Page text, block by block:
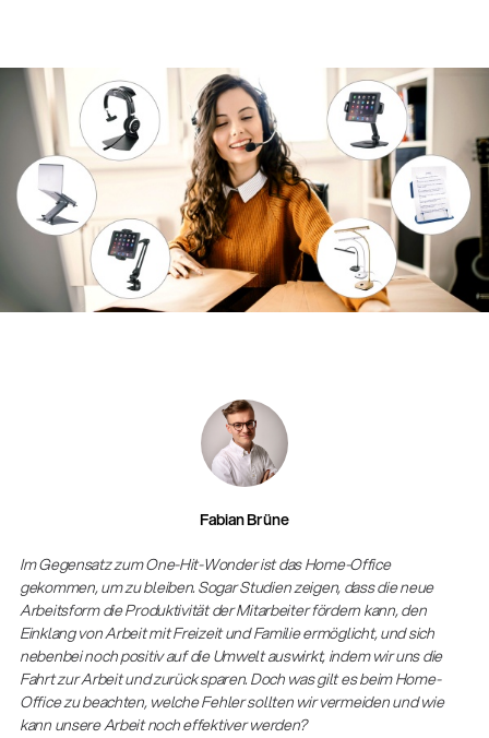
Fachkraft für Metalltechnik Ausbildung
(m/w/d)
Ausbildung | freie Ausbildungsstellen
(E-Paper)
Fabian Brüne
Im Gegensatz zum One-Hit-Wonder ist das Home-Office
gekommen, um zu bleiben. Sogar Studien zeigen, dass die neue
Arbeitsform die Produktivität der Mitarbeiter fördern kann, den
Einklang von Arbeit mit Freizeit und Familie ermöglicht, und sich
nebenbei noch positiv auf die Umwelt auswirkt, indem wir uns die
Fahrt zur Arbeit und zurück sparen. Doch was gilt es beim Home-
Office zu beachten, welche Fehler sollten wir vermeiden und wie
kann unsere Arbeit noch effektiver werden?